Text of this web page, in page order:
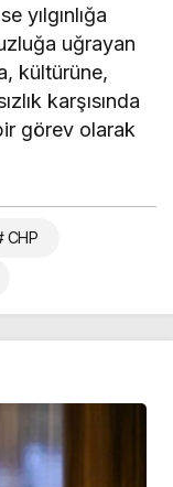
yılgınlığa
uğrayan
kültürüne,
karşısında
görev olarak
CHP